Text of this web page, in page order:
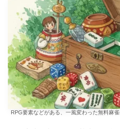
RPG要素などがある、一風変わった無料麻